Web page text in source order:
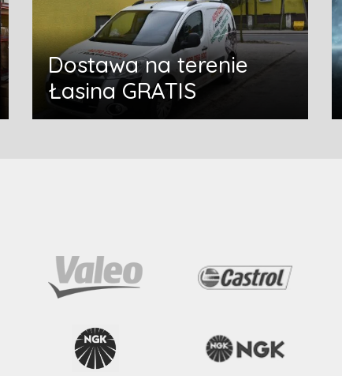
Dostawa na terenie
Łasina GRATIS